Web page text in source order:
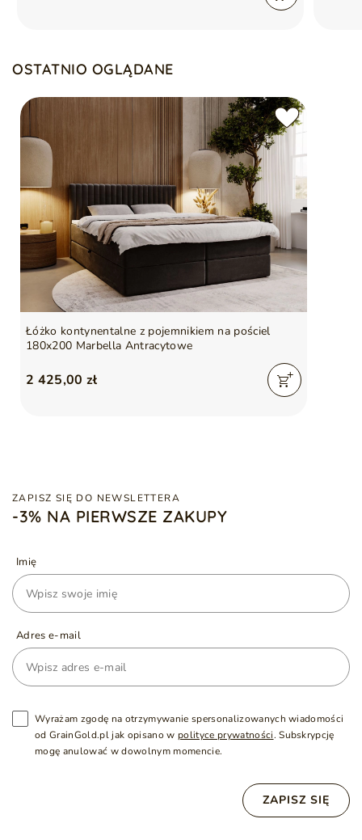
OSTATNIO OGLĄDANE
Łóżko kontynentalne z pojemnikiem na pościel
180x200 Marbella Antracytowe
2 425,00 zł
ZAPISZ SIĘ DO NEWSLETTERA
-3% NA PIERWSZE ZAKUPY
Imię
Adres e-mail
Wyrażam zgodę na otrzymywanie spersonalizowanych wiadomości
od GrainGold.pl jak opisano w polityce prywatności. Subskrypcję
mogę anulować w dowolnym momencie.
ZAPISZ SIĘ